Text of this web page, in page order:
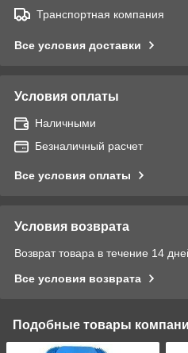
Транспортная компания
Все условия доставки
Условия оплаты
Наличными
Безналичный расчет
Все условия оплаты
Условия возврата
Возврат товара в течение 14
Все условия возврата
Подобные товары